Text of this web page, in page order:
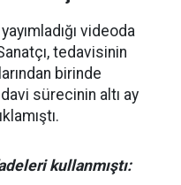
videoda
tedavisinin
birinde
sürecinin altı ay
kullanmıştı: